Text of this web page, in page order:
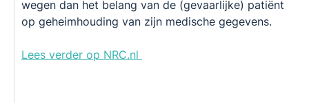
wegen dan het belang van de (gevaarlijke) patiënt
op geheimhouding van zijn medische gegevens.
Lees verder op NRC.nl